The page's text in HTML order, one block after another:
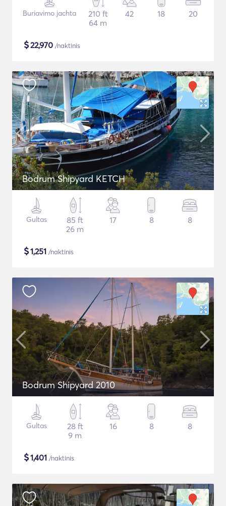
Buriavimo jachta
210 ft
64 m
42 18 20
$22,970 /naktinis
Bodrum Shipyard KETCH
Gultas
85 ft
26 m
17 8 8
$1,251 /naktinis
Bodrum Shipyard 2010
Gultas
28 ft
9 m
16 8 8
$1,401 /naktinis